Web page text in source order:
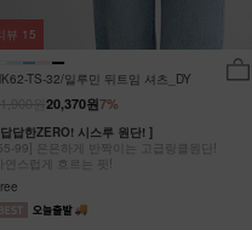
TS-32/일루민 뒤트임 셔츠_DY
7%
20,370원
답한ZERO! 시스루 원단! ]
99] 은은하게 반짝이는 고급링클원단!
연스럽게 흐르는 핏!
뷰 15